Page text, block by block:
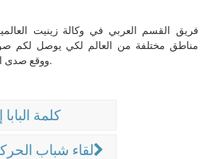
فريق القسم العربي في وكالة زينيت
مناطق مختلفة من العالم لكي يوصل لكم
ووقع صدى الإنجيل الحي.
كلمة
لقاء شباب